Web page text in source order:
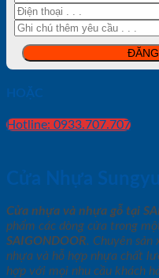
HOẶC
Hotline: 0933.707.707
Cửa Nhựa
Cửa nhựa và nhựa gỗ tại
phẩm các dòng cửa trong
SAIGONDOOR. Chuyên sản
nhựa và hỗ hợp nhựa chất
hợp với mọi nhu cầu khách